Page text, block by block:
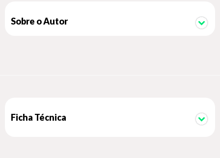
Sobre o Autor
Ficha Técnica